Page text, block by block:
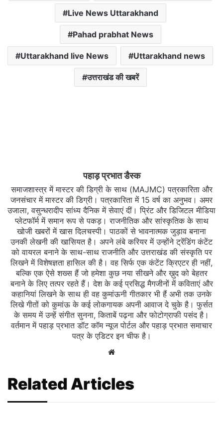
Live News Uttarakhand
Pahad prabhat News
Uttarakhand live News Uttarakhand news
उत्तराखंड की खबरें
पहाड़ प्रभात डैस्क
समाजशास्त्र में मास्टर की डिग्री के साथ (MAJMC) पत्रकारिता और
जनसंचार में मास्टर की डिग्री। पत्रकारिता में 15 वर्ष का अनुभव। अमर
उजाला, वसुन्धरादीप सांध्य दैनिक में सेवाएं दीं। प्रिंट और डिजिटल मीडिया
प्लेटफॉर्म में समान रूप से पकड़। राजनीतिक और सांस्कृतिक के साथ
खोजी खबरों में खास दिलचस्‍पी। पाठकों से भावनात्मक जुड़ाव बनाना
उनकी लेखनी की खासियत है। अपने लंबे करियर में उन्होंने ट्रेंडिंग कंटेंट
को वायरल बनाने के साथ-साथ राजनीति और उत्तराखंड की संस्कृति पर
लिखने में विशेषज्ञता हासिल की है। वह सिर्फ एक कंटेंट क्रिएटर ही नहीं,
बल्कि एक ऐसे शख्स हैं जो हमेशा कुछ नया सीखने और ख़ुद को बेहतर
बनाने के लिए तत्पर रहते हैं। देश के कई प्रसिद्ध मैगजीनों में कविताएं और
कहानियां लिखने के साथ ही वह कुमांऊनी गीतकार भी हैं अभी तक उनके
लिखे गीतों को कुमांऊ के कई लोकगायक अपनी आवाज दे चुके है। फुर्सत
के समय में उन्हें संगीत सुनना, किताबें पढ़ना और फोटोग्राफी पसंद है।
वर्तमान में पहाड़ प्रभात डॉट कॉम न्यूज पोर्टल और पहाड़ प्रभात समाचार
पत्र के एडिटर इन चीफ है।
Website
Related Articles